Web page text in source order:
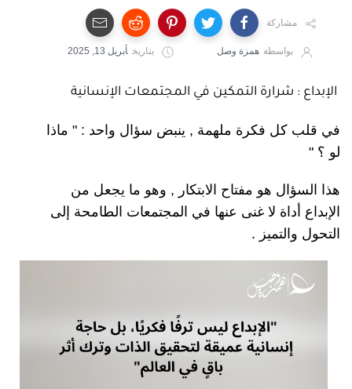
مشاركة
بواسطة همزة وصل بتاريخ أبريل 13, 2025
الإبداع : شرارة التمكين في المجتمعات الإنسانية
في قلب كل فكرة ملهمة , ينبض سؤال واحد : " ماذا
لو ؟ "
هذا السؤال هو مفتاح الابتكار , وهو ما يجعل من
الإبداع أداة لا غنى عنها في المجتمعات الطامحة إلى
التحول والتميز .